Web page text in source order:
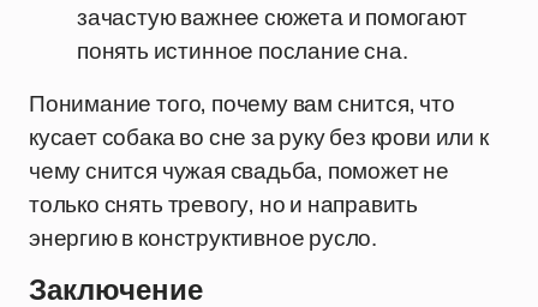
зачастую важнее сюжета и помогают
понять истинное послание сна.
Понимание того, почему вам снится, что
кусает собака во сне за руку без крови или к
чему снится чужая свадьба, поможет не
только снять тревогу, но и направить
энергию в конструктивное русло.
Заключение